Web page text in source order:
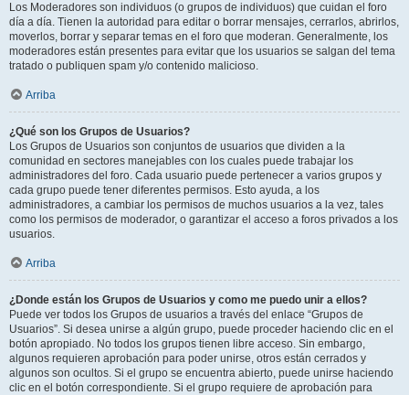
Los Moderadores son individuos (o grupos de individuos) que cuidan el foro
día a día. Tienen la autoridad para editar o borrar mensajes, cerrarlos, abrirlos,
moverlos, borrar y separar temas en el foro que moderan. Generalmente, los
moderadores están presentes para evitar que los usuarios se salgan del tema
tratado o publiquen spam y/o contenido malicioso.
Arriba
¿Qué son los Grupos de Usuarios?
Los Grupos de Usuarios son conjuntos de usuarios que dividen a la
comunidad en sectores manejables con los cuales puede trabajar los
administradores del foro. Cada usuario puede pertenecer a varios grupos y
cada grupo puede tener diferentes permisos. Esto ayuda, a los
administradores, a cambiar los permisos de muchos usuarios a la vez, tales
como los permisos de moderador, o garantizar el acceso a foros privados a los
usuarios.
Arriba
¿Donde están los Grupos de Usuarios y como me puedo unir a ellos?
Puede ver todos los Grupos de usuarios a través del enlace “Grupos de
Usuarios”. Si desea unirse a algún grupo, puede proceder haciendo clic en el
botón apropiado. No todos los grupos tienen libre acceso. Sin embargo,
algunos requieren aprobación para poder unirse, otros están cerrados y
algunos son ocultos. Si el grupo se encuentra abierto, puede unirse haciendo
clic en el botón correspondiente. Si el grupo requiere de aprobación para